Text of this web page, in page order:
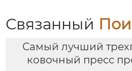
Связанный
Самый лучший
ковочный пресс